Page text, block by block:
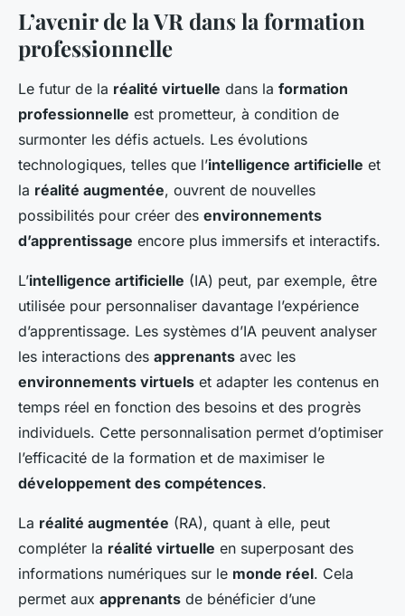
L’avenir de la VR dans la formation
professionnelle
Le futur de la réalité virtuelle dans la formation
professionnelle est prometteur, à condition de
surmonter les défis actuels. Les évolutions
technologiques, telles que l’intelligence artificielle et
la réalité augmentée, ouvrent de nouvelles
possibilités pour créer des environnements
d’apprentissage encore plus immersifs et interactifs.
L’intelligence artificielle (IA) peut, par exemple, être
utilisée pour personnaliser davantage l’expérience
d’apprentissage. Les systèmes d’IA peuvent analyser
les interactions des apprenants avec les
environnements virtuels et adapter les contenus en
temps réel en fonction des besoins et des progrès
individuels. Cette personnalisation permet d’optimiser
l’efficacité de la formation et de maximiser le
développement des compétences.
La réalité augmentée (RA), quant à elle, peut
compléter la réalité virtuelle en superposant des
informations numériques sur le monde réel. Cela
permet aux apprenants de bénéficier d’une